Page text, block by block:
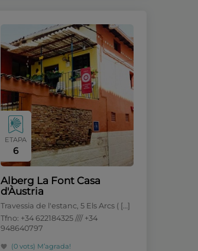
ETAPA
6
Alberg La Font Casa
d'Àustria
Travessia de l'estanc, 5 Els Arcs ( […]
Tfno: +34 622184325 //// +34
948640797
(0 vots) M’agrada!